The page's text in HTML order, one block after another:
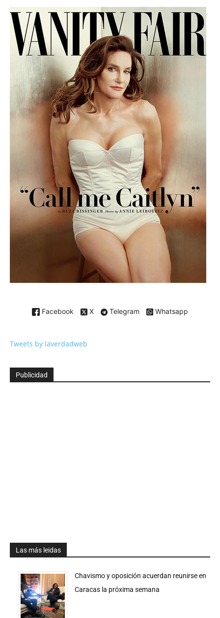
Facebook X Telegram Whatsapp
Tweets by laverdadweb
Publicidad
Las más leidas
Chavismo y oposición acuerdan reunirse en
Caracas la próxima semana